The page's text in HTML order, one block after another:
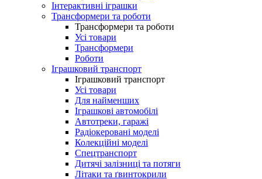
Інтерактивні іграшки
Трансформери та роботи
Трансформери та роботи
Усі товари
Трансформери
Роботи
Іграшковий транспорт
Іграшковий транспорт
Усі товари
Для найменших
Іграшкові автомобілі
Автотреки, гаражі
Радіокеровані моделі
Колекційні моделі
Спецтранспорт
Дитячі залізниці та потяги
Літаки та ґвинтокрили